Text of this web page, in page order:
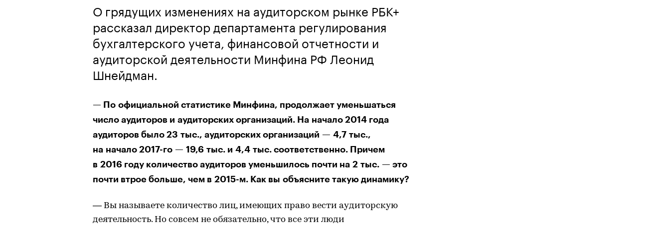
О грядущих изменениях на аудиторском рынке РБК+
рассказал директор департамента регулирования
бухгалтерского учета, финансовой отчетности и
аудиторской деятельности Минфина РФ Леонид
Шнейдман.
— По официальной статистике Минфина, продолжает уменьшаться
число аудиторов и аудиторских организаций. На начало 2014 года
аудиторов было 23 тыс., аудиторских организаций — 4,7 тыс.,
на начало 2017-го — 19,6 тыс. и 4,4 тыс. соответственно. Причем
в 2016 году количество аудиторов уменьшилось почти на 2 тыс. — это
почти втрое больше, чем в 2015-м. Как вы объясните такую динамику?
— Вы называете количество лиц, имеющих право вести аудиторскую
деятельность. Но совсем не обязательно, что все эти люди